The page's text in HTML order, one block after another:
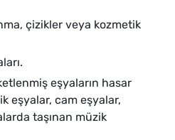
çizikler veya kozmetik
eşyaların hasar
eşyalar, cam eşyalar,
taşınan müzik